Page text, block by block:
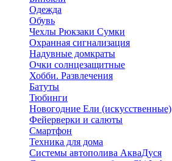
Одежда
Обувь
Чехлы Рюкзаки Сумки
Охранная сигнализация
Надувные домкраты
Очки солнцезащитные
Хобби. Развлечения
Батуты
Тюбинги
Новогодние Ели (искусственные)
Фейерверки и салюты
Смартфон
Техника для дома
Системы автополива АкваДуся